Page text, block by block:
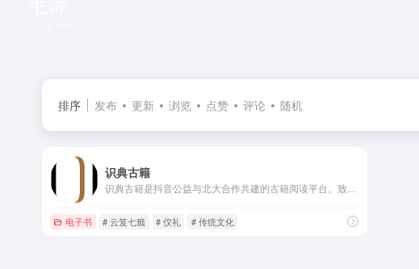
排序 发布 更新 浏览 点赞 评论 随机
识典古籍
电子书 # 云笈七籤 # 仪礼 # 传统文化